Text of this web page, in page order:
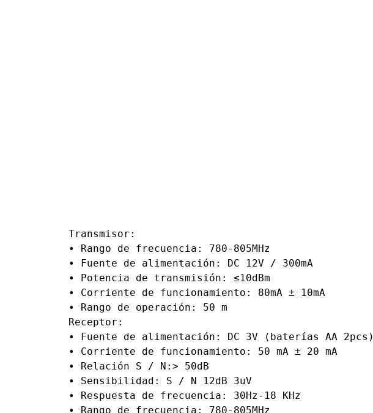
Transmisor:
• Rango de frecuencia: 780-805MHz
• Fuente de alimentación: DC 12V / 300mA
• Potencia de transmisión: ≤10dBm
• Corriente de funcionamiento: 80mA ± 10mA
• Rango de operación: 50 m
Receptor:
• Fuente de alimentación: DC 3V (baterías AA 2pcs)
• Corriente de funcionamiento: 50 mA ± 20 mA
• Relación S / N:> 50dB
• Sensibilidad: S / N 12dB 3uV
• Respuesta de frecuencia: 30Hz-18 KHz
• Rango de frecuencia: 780-805MHz